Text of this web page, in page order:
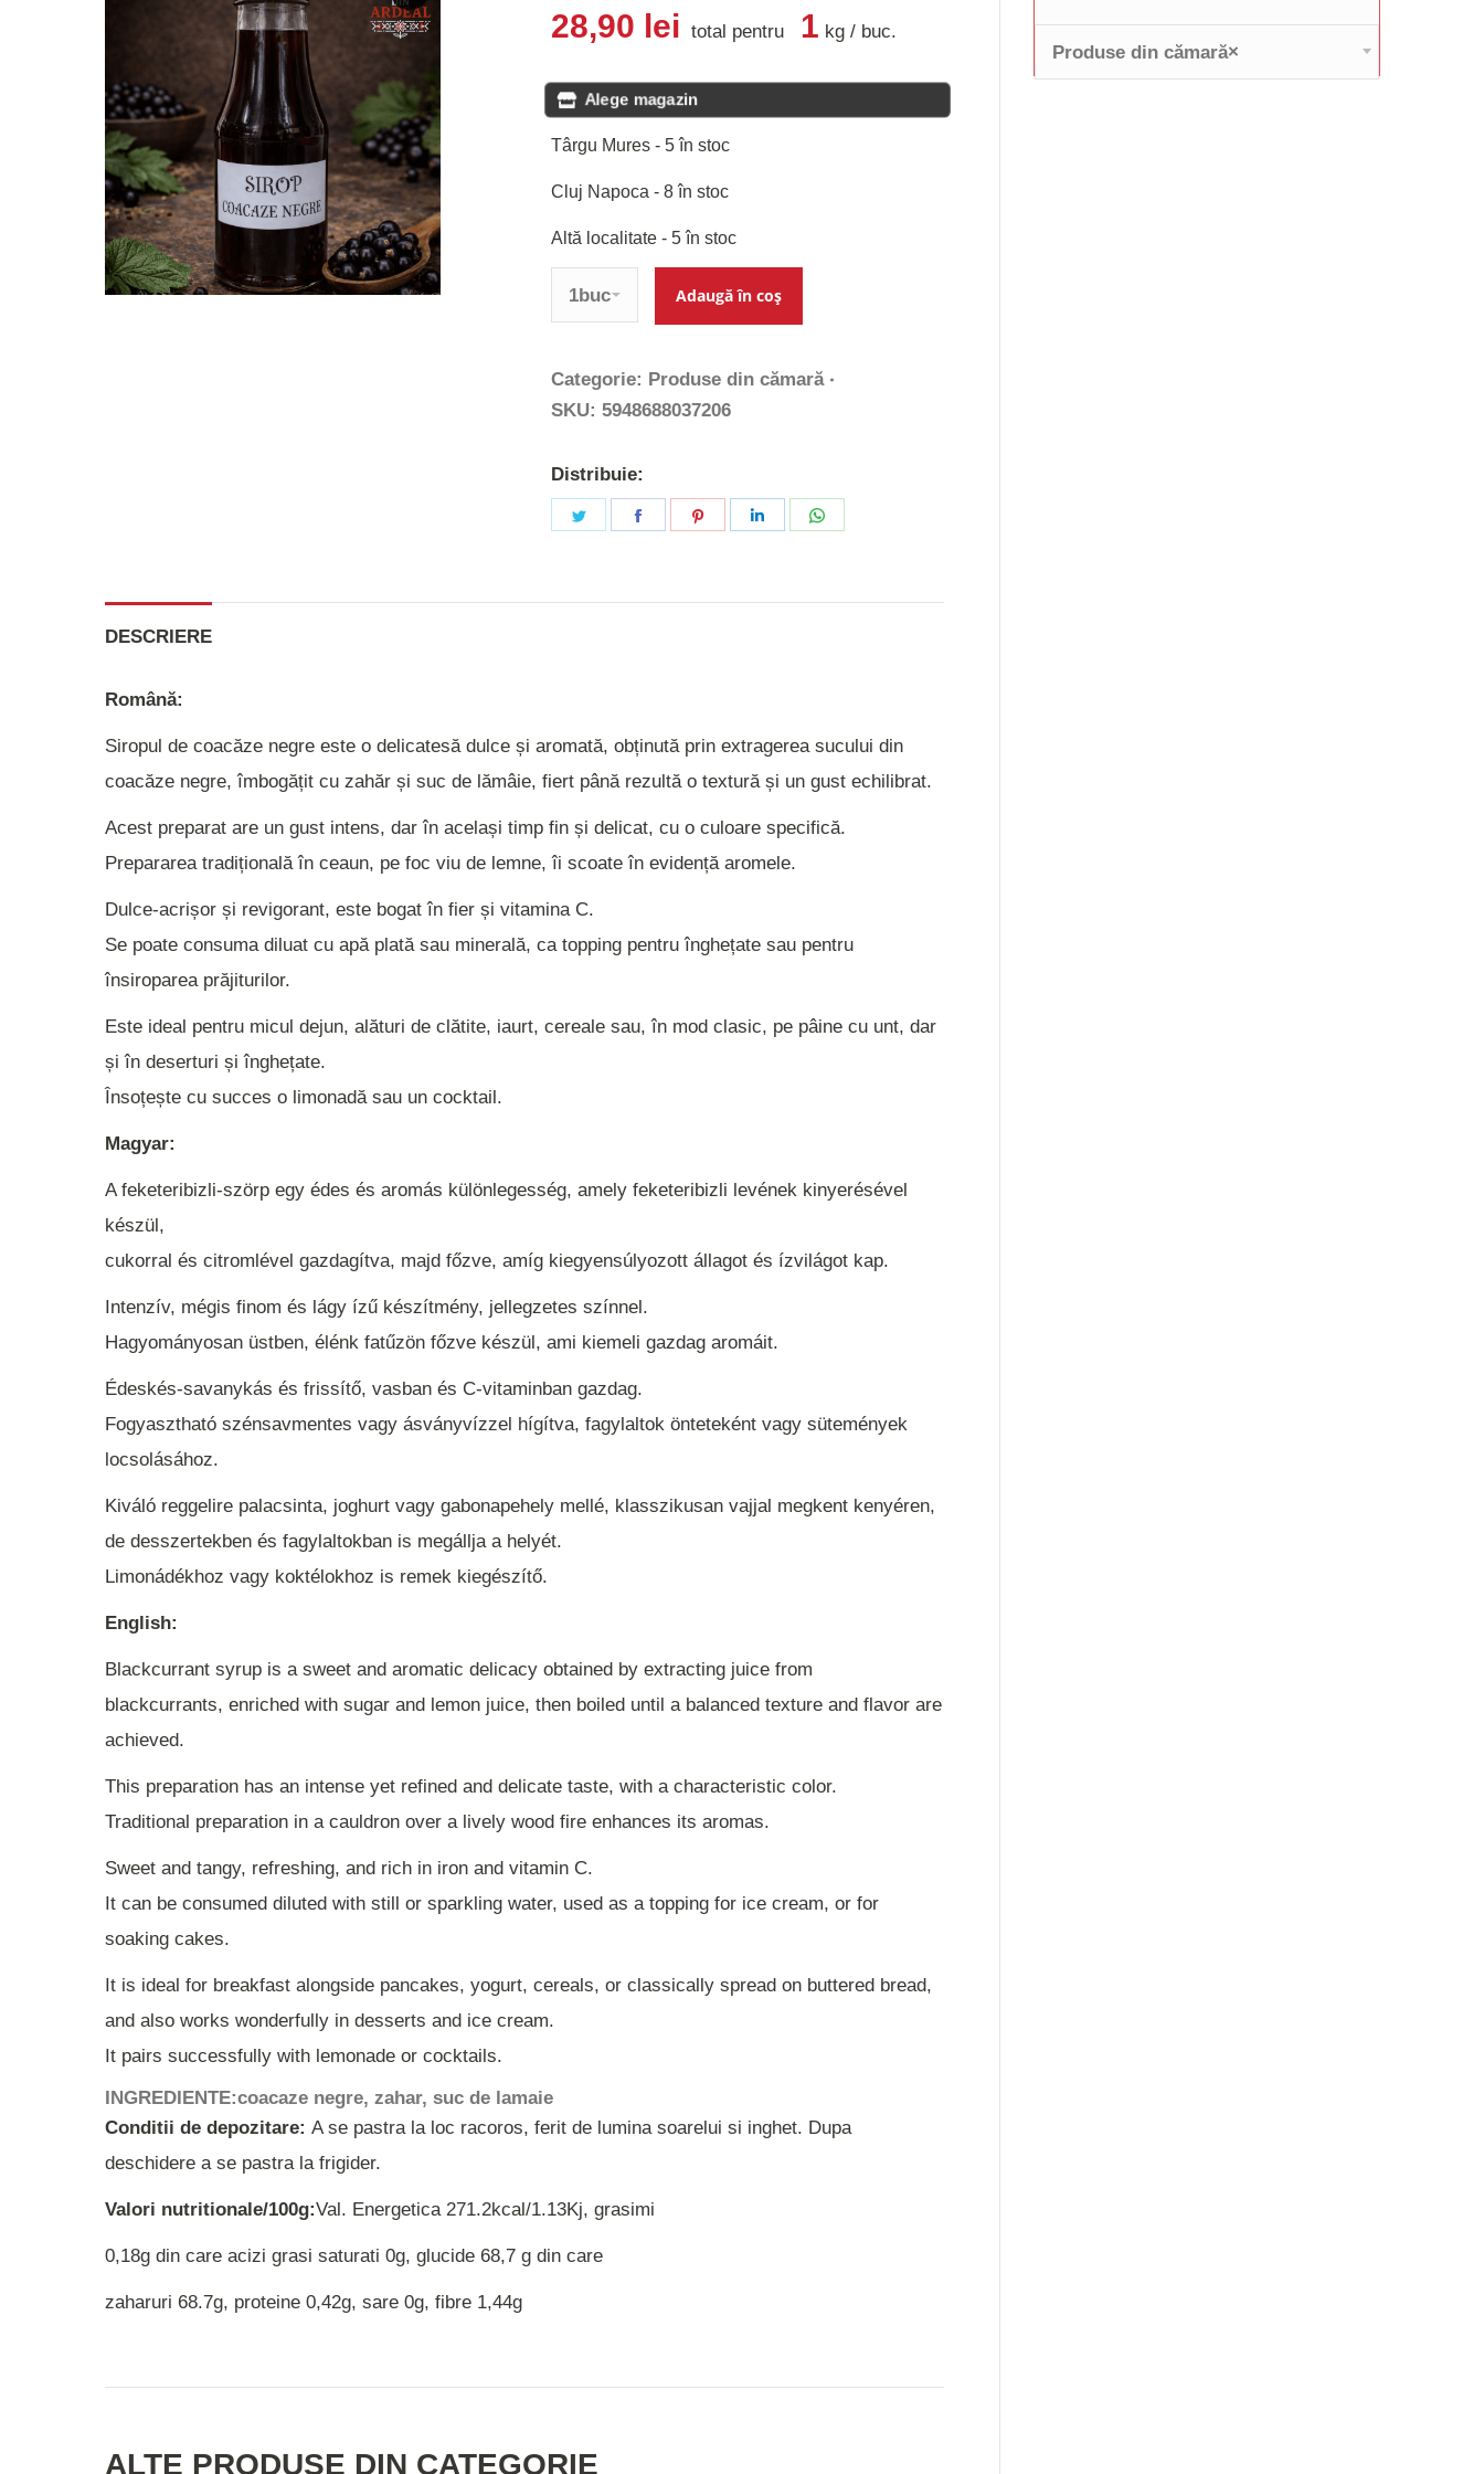
28,90 lei total pentru 1 kg / buc.
Alege magazin
Târgu Mures - 5 în stoc
Cluj Napoca - 8 în stoc
Altă localitate - 5 în stoc
Adaugă în coș
Categorie: Produse din cămară
SKU: 5948688037206
Distribuie:
Share
Share
Share
Share Share
DESCRIERE
Română:
Siropul de coacăze negre este o delicatesă dulce și aromată, obținută prin extragerea sucului din
coacăze negre, îmbogățit cu zahăr și suc de lămâie, fiert până rezultă o textură și un gust echilibrat.
Acest preparat are un gust intens, dar în același timp fin și delicat, cu o culoare specifică.
Prepararea tradițională în ceaun, pe foc viu de lemne, îi scoate în evidență aromele.
Dulce-acrișor și revigorant, este bogat în fier și vitamina C.
Se poate consuma diluat cu apă plată sau minerală, ca topping pentru înghețate sau pentru
însiroparea prăjiturilor.
Este ideal pentru micul dejun, alături de clătite, iaurt, cereale sau, în mod clasic, pe pâine cu unt, dar
și în deserturi și înghețate.
Însoțește cu succes o limonadă sau un cocktail.
Magyar:
A feketeribizli-szörp egy édes és aromás különlegesség, amely feketeribizli levének kinyerésével
készül,
cukorral és citromlével gazdagítva, majd főzve, amíg kiegyensúlyozott állagot és ízvilágot kap.
Intenzív, mégis finom és lágy ízű készítmény, jellegzetes színnel.
Hagyományosan üstben, élénk fatűzön főzve készül, ami kiemeli gazdag aromáit.
Édeskés-savanykás és frissítő, vasban és C-vitaminban gazdag.
Fogyasztható szénsavmentes vagy ásványvízzel hígítva, fagylaltok önteteként vagy sütemények
locsolásához.
Kiváló reggelire palacsinta, joghurt vagy gabonapehely mellé, klasszikusan vajjal megkent kenyéren,
de desszertekben és fagylaltokban is megállja a helyét.
Limonádékhoz vagy koktélokhoz is remek kiegészítő.
English:
Blackcurrant syrup is a sweet and aromatic delicacy obtained by extracting juice from
blackcurrants, enriched with sugar and lemon juice, then boiled until a balanced texture and flavor are
achieved.
This preparation has an intense yet refined and delicate taste, with a characteristic color.
Traditional preparation in a cauldron over a lively wood fire enhances its aromas.
Sweet and tangy, refreshing, and rich in iron and vitamin C.
It can be consumed diluted with still or sparkling water, used as a topping for ice cream, or for
soaking cakes.
It is ideal for breakfast alongside pancakes, yogurt, cereals, or classically spread on buttered bread,
and also works wonderfully in desserts and ice cream.
It pairs successfully with lemonade or cocktails.
INGREDIENTE:coacaze negre, zahar, suc de lamaie
Conditii de depozitare: A se pastra la loc racoros, ferit de lumina soarelui si inghet. Dupa
deschidere a se pastra la frigider.
Valori nutritionale/100g:Val. Energetica 271.2kcal/1.13Kj, grasimi
0,18g din care acizi grasi saturati 0g, glucide 68,7 g din care
zaharuri 68.7g, proteine 0,42g, sare 0g, fibre 1,44g
ALTE PRODUSE DIN CATEGORIE
×
Produse din cămară